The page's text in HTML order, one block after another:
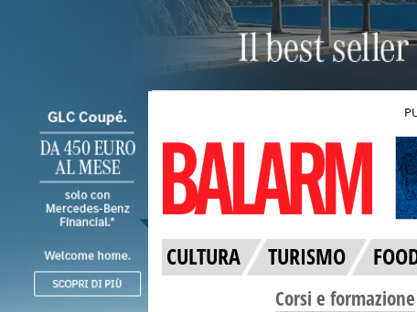
CULTURA TURISMO
Corsi e formazione